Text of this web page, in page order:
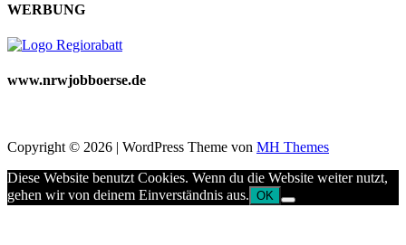
WERBUNG
www.nrwjobboerse.de
Copyright © 2026 | WordPress Theme von MH Themes
Diese Website benutzt Cookies. Wenn du die Website weiter nutzt,
gehen wir von deinem Einverständnis aus. OK